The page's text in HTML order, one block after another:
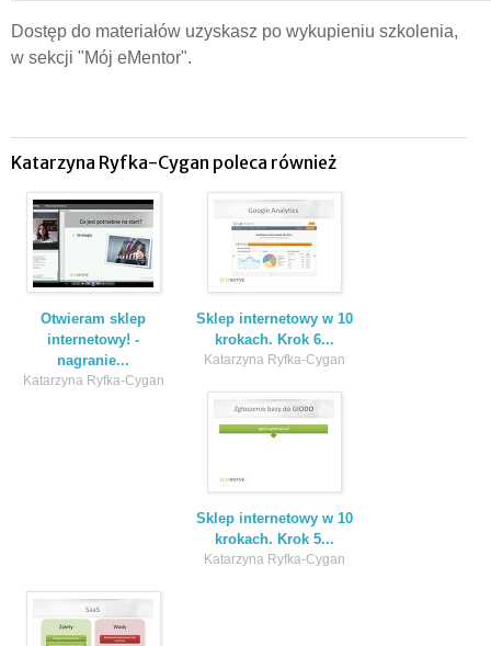
Dostęp do materiałów uzyskasz po wykupieniu szkolenia,
w sekcji "Mój eMentor".
Katarzyna Ryfka-Cygan poleca również
Otwieram sklep
internetowy! -
nagranie...
Katarzyna Ryfka-Cygan
Sklep internetowy w 10
krokach. Krok 6...
Katarzyna Ryfka-Cygan
Sklep internetowy w 10
krokach. Krok 5...
Katarzyna Ryfka-Cygan